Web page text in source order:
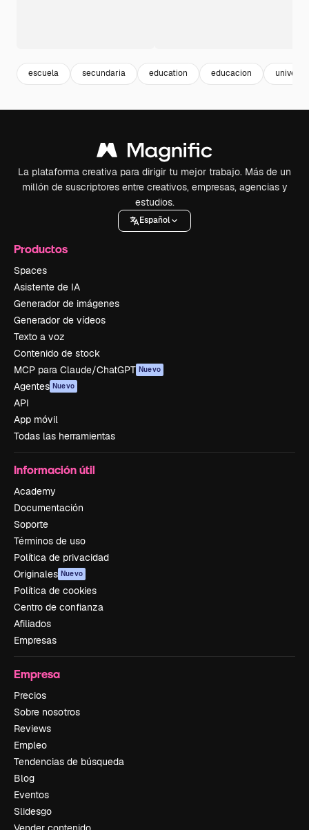
escuela secundaria education educacion
La plataforma creativa para dirigir tu mejor trabajo. Más de un
millón de suscriptores entre creativos, empresas, agencias y
estudios.
Español
Productos
Spaces
Asistente de IA
Generador de imágenes
Generador de vídeos
Texto a voz
Contenido de stock
MCP para Claude/ChatGPT Nuevo
Agentes Nuevo
API
App móvil
Todas las herramientas
Información útil
Academy
Documentación
Soporte
Términos de uso
Política de privacidad
Originales Nuevo
Política de cookies
Centro de confianza
Afiliados
Empresas
Empresa
Precios
Sobre nosotros
Reviews
Empleo
Tendencias de búsqueda
Blog
Eventos
Slidesgo